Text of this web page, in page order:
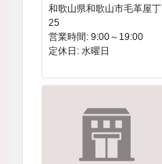
和歌山県和歌山市毛革屋丁
25
営業時間: 9:00～19:00
定休日: 水曜日